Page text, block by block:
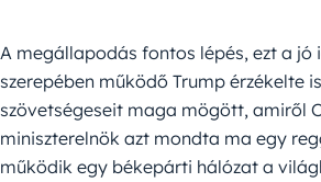
A megállapodás fontos lépés, ezt a jó
szerepében működő Trump érzékelte
szövetségeseit maga mögött, amiről
miniszterelnök azt mondta ma egy
működik egy békepárti hálózat a